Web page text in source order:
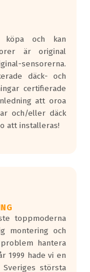
köpa och kan
är original
sensorerna.
däck- och
certifierade
att oroa
och/eller däck
att installeras!
toppmoderna
montering och
hantera
1999 hade vi en
största